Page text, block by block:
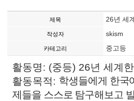
제목 26년 세
작성자 skism
카테고리 중고등
활동명: (중등) 26년 세계
활동목적: 학생들에게 한국
제들을 스스로 탐구해보고